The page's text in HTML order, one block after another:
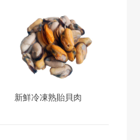
新鮮冷凍熟貽貝肉